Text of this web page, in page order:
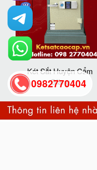
Két Sắt Huyện Cẩm
Giàng
0982770404